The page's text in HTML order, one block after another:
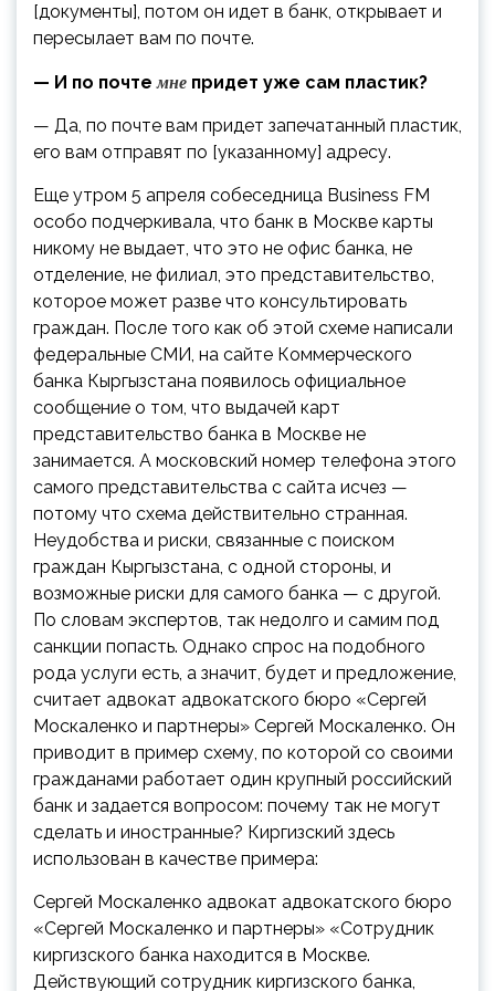
[документы], потом он идет в банк, открывает и
пересылает вам по почте.
— И по почтемне придет уже сам пластик?
— Да, по почте вам придет запечатанный пластик,
его вам отправят по [указанному] адресу.
Еще утром 5 апреля собеседница Business FM
особо подчеркивала, что банк в Москве карты
никому не выдает, что это не офис банка, не
отделение, не филиал, это представительство,
которое может разве что консультировать
граждан. После того как об этой схеме написали
федеральные СМИ, на сайте Коммерческого
банка Кыргызстана появилось официальное
сообщение о том, что выдачей карт
представительство банка в Москве не
занимается. А московский номер телефона этого
самого представительства с сайта исчез —
потому что схема действительно странная.
Неудобства и риски, связанные с поиском
граждан Кыргызстана, с одной стороны, и
возможные риски для самого банка — с другой.
По словам экспертов, так недолго и самим под
санкции попасть. Однако спрос на подобного
рода услуги есть, а значит, будет и предложение,
считает адвокат адвокатского бюро «Сергей
Москаленко и партнеры» Сергей Москаленко. Он
приводит в пример схему, по которой со своими
гражданами работает один крупный российский
банк и задается вопросом: почему так не могут
сделать и иностранные? Киргизский здесь
использован в качестве примера:
Сергей Москаленко адвокат адвокатского бюро
«Сергей Москаленко и партнеры» «Сотрудник
киргизского банка находится в Москве.
Действующий сотрудник киргизского банка,